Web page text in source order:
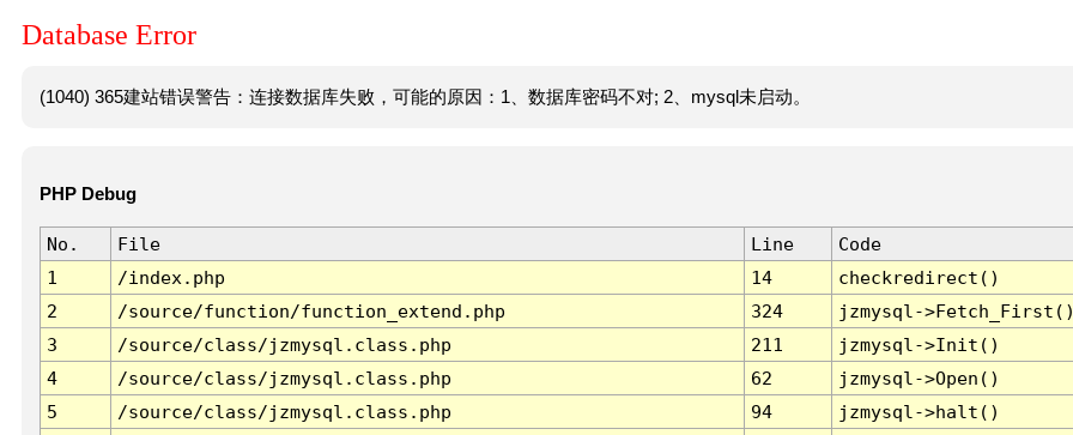
Database Error
(1040) 365建站错误警告：连接数据库失败，可能的原因：1、数据库密码不对; 2、mysql未启动。
PHP Debug
No. File Line
Code
1
/index.php 14
checkredirect()
2
/source/function/function_extend.php 324
jzmysql-
3
/source/class/jzmysql.class.php 211
jzmysql->Init()
4
/source/class/jzmysql.class.php 62
jzmysql->Open()
5
/source/class/jzmysql.class.php 94
jzmysql->halt()